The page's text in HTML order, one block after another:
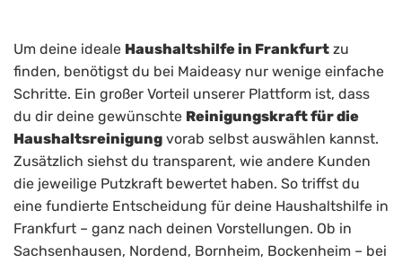
Um deine ideale Haushaltshilfe in Frankfurt zu
finden, benötigst du bei Maideasy nur wenige einfache
Schritte. Ein großer Vorteil unserer Plattform ist, dass
du dir deine gewünschte Reinigungskraft für die
Haushaltsreinigung vorab selbst auswählen kannst.
Zusätzlich siehst du transparent, wie andere Kunden
die jeweilige Putzkraft bewertet haben. So triffst du
eine fundierte Entscheidung für deine Haushaltshilfe in
Frankfurt – ganz nach deinen Vorstellungen. Ob in
Sachsenhausen, Nordend, Bornheim, Bockenheim – bei